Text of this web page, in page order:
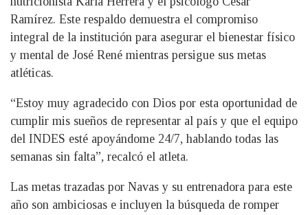
Ramírez. Este respaldo demuestra el compromiso
integral de la institución para asegurar el bienestar físico
y mental de José René mientras persigue sus metas
atléticas.
“Estoy muy agradecido con Dios por esta oportunidad de
cumplir mis sueños de representar al país y que el equipo
del INDES esté apoyándome 24/7, hablando todas las
semanas sin falta”, recalcó el atleta.
Las metas trazadas por Navas y su entrenadora para este
año son ambiciosas e incluyen la búsqueda de romper